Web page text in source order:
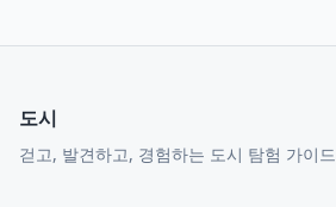
도시
걷고, 발견하고, 경험하는 도시 탐험 가이드